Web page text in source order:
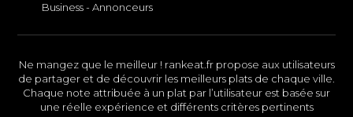
Business - Annonceurs
Ne mangez que le meilleur ! rankeat.fr propose aux utilisateurs
de partager et de découvrir les meilleurs plats de chaque ville.
Chaque note attribuée à un plat par l’utilisateur est basée sur
une réelle expérience et différents critères pertinents